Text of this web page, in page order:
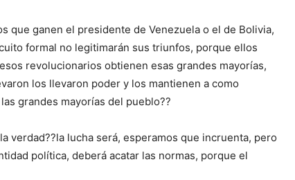
que ganen el presidente de Venezuela o el de Bolivia,
formal no legitimarán sus triunfos, porque ellos
revolucionarios obtienen esas grandes mayorías,
los llevaron poder y los mantienen a como
grandes mayorías del pueblo??
verdad??la lucha será, esperamos que incruenta, pero
política, deberá acatar las normas, porque el